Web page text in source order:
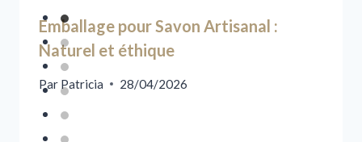
Emballage pour Savon Artisanal :
Naturel et éthique
Par Patricia 28/04/2026